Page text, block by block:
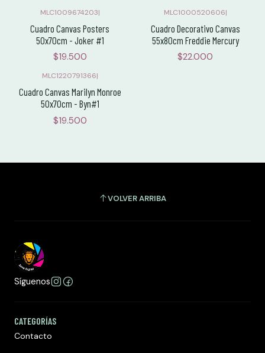
MLC1009674203|
Cuadro Canvas Posters
50x70cm - Joker #1
$19.500
MLC1000520606|
Cuadro Decorativo Canvas
55x80cm Freddie Mercury
$22.000
MLC1220791366|
Cuadro Canvas Marilyn Monroe
50x70cm - Byn#1
$19.500
VOLVER ARRIBA
Síguenos
CATEGORÍAS
Contacto